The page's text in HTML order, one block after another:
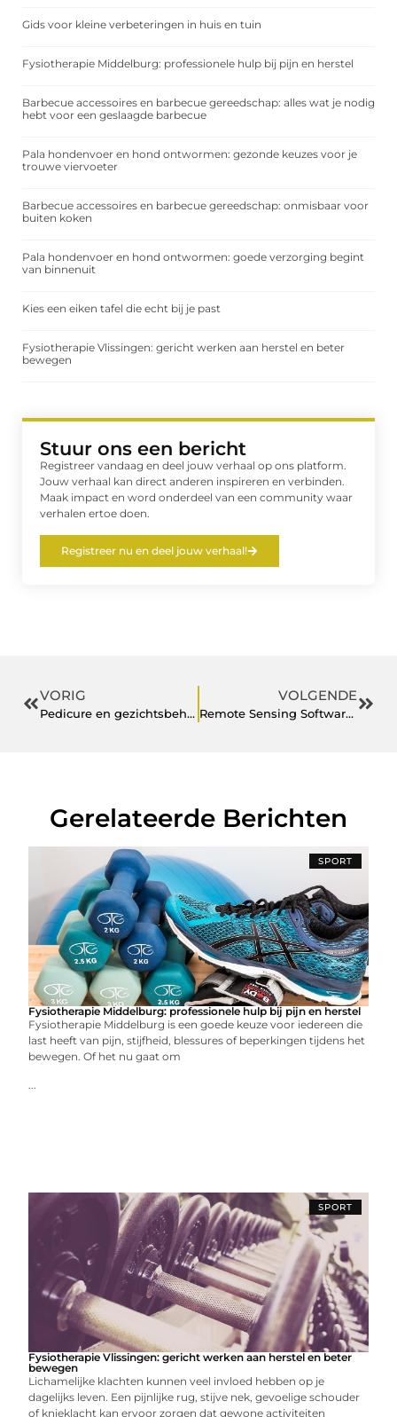
Gids voor kleine verbeteringen in huis en tuin
Fysiotherapie Middelburg: professionele hulp bij pijn en herstel
Barbecue accessoires en barbecue gereedschap: alles wat je nodig
hebt voor een geslaagde barbecue
Pala hondenvoer en hond ontwormen: gezonde keuzes voor je
trouwe viervoeter
Barbecue accessoires en barbecue gereedschap: onmisbaar voor
buiten koken
Pala hondenvoer en hond ontwormen: goede verzorging begint
van binnenuit
Kies een eiken tafel die echt bij je past
Fysiotherapie Vlissingen: gericht werken aan herstel en beter
bewegen
Stuur ons een bericht
Registreer vandaag en deel jouw verhaal op ons platform.
Jouw verhaal kan direct anderen inspireren en verbinden.
Maak impact en word onderdeel van een community waar
verhalen ertoe doen.
Registreer nu en deel jouw verhaal!
VORIG
Pedicure en gezichtsbehandeling in de regio Enschede
VOLGENDE
Remote Sensing Software Developer Designer
Gerelateerde Berichten
SPORT
Fysiotherapie Middelburg: professionele hulp bij pijn en herstel
Fysiotherapie Middelburg is een goede keuze voor iedereen die
last heeft van pijn, stijfheid, blessures of beperkingen tijdens het
bewegen. Of het nu gaat om
...
SPORT
Fysiotherapie Vlissingen: gericht werken aan herstel en beter
bewegen
Lichamelijke klachten kunnen veel invloed hebben op je
dagelijks leven. Een pijnlijke rug, stijve nek, gevoelige schouder
of knieklacht kan ervoor zorgen dat gewone activiteiten